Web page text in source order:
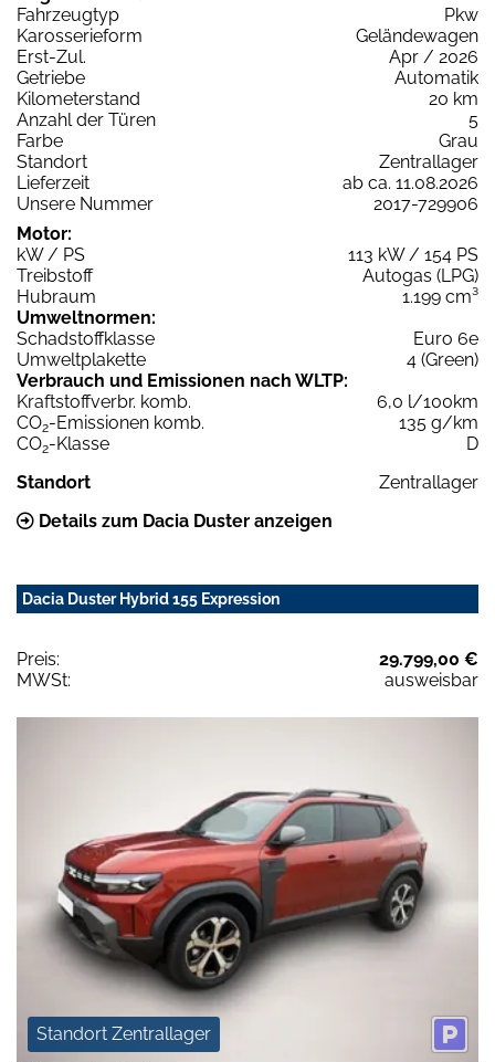
Fahrzeugtyp
Pkw
Karosserieform
Geländewagen
Erst-Zul.
Apr / 2026
Getriebe
Automatik
Kilometerstand
20 km
Anzahl der Türen
5
Farbe
Grau
Standort
Zentrallager
Lieferzeit
ab ca. 11.08.2026
Unsere Nummer
2017-729906
Motor:
kW / PS
113 kW / 154 PS
Treibstoff
Autogas (LPG)
Hubraum
1.199 cm³
Umweltnormen:
Schadstoffklasse
Euro 6e
Umweltplakette
4 (Green)
Verbrauch und Emissionen nach WLTP:
Kraftstoffverbr. komb.
6,0 l/100km
CO2-Emissionen komb.
135 g/km
CO2-Klasse
D
Standort
Zentrallager
Details zum Dacia Duster anzeigen
Dacia Duster Hybrid 155 Expression
Preis:
29.799,00 €
MWSt:
ausweisbar
Standort Zentrallager